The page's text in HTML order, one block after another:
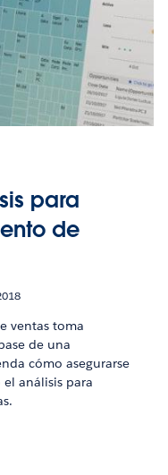
para
de
ventas toma
de una
cómo asegurarse
análisis para